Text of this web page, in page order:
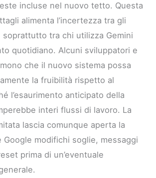
incluse nel nuovo tetto. Questa
alimenta l’incertezza tra gli
tra chi utilizza Gemini
quotidiano. Alcuni sviluppatori e
che il nuovo sistema possa
la fruibilità rispetto al
l’esaurimento anticipato della
interi flussi di lavoro. La
lascia comunque aperta la
Google modifichi soglie, messaggi
prima di un’eventuale